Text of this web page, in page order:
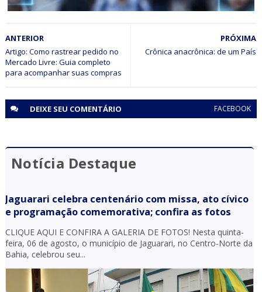
Procurado da justiça é identificado e preso após ser
identificado pelo sistema de reconhecimento facial em
ação do CICOM Sr. do Bonfim e PM em Capim Grosso
PRÓXIMA
Crônica anacrônica: de um País
ANTERIOR
Artigo: Como rastrear pedido no
Mercado Livre: Guia completo
para acompanhar suas compras
DEIXE SEU COMENTÁRIO FACEBOOK
Notícia Destaque
Jaguarari celebra centenário com missa, ato cívico
e programação comemorativa; confira as fotos
CLIQUE AQUI E CONFIRA A GALERIA DE FOTOS! Nesta quinta-
feira, 06 de agosto, o município de Jaguarari, no Centro-Norte da
Bahia, celebrou seu...